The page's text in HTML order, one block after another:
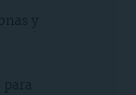
y
para